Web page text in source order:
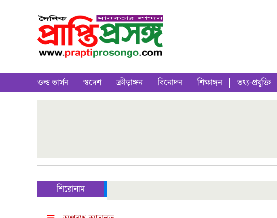
ওল্ড ভার্সন স্বদেশ ক্রীড়াঙ্গন বিনোদন শিক্ষাঙ্গন তথ্য-প্রযুক্তি
শিরোনাম